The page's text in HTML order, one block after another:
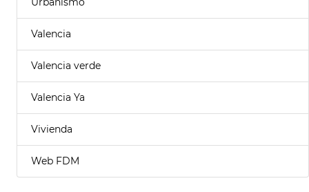
Valencia
Valencia verde
Valencia Ya
Vivienda
Web FDM